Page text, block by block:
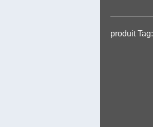
produit Tag: